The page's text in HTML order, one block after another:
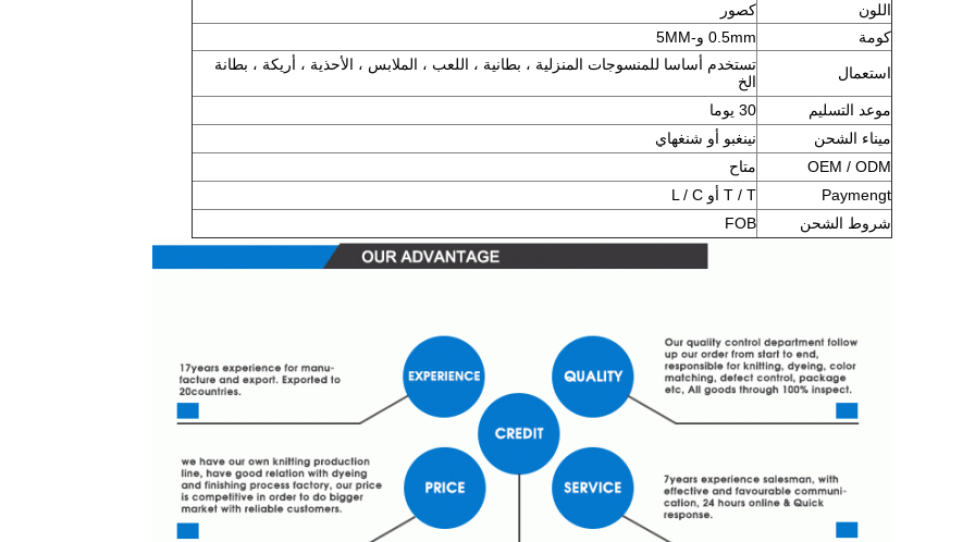
اللون
كصور
كومة
0.5mm و-5MM
استعمال
تستخدم أساسا للمنسوجات المنزلية ، بطانية ، اللعب ، الملابس ، الأحذية ، أريكة ، بطانة
الخ
موعد التسليم
30 يوما
ميناء الشحن
نينغبو أو شنغهاي
OEM / ODM
متاح
Paymengt
T / T أو L / C
شروط الشحن
FOB